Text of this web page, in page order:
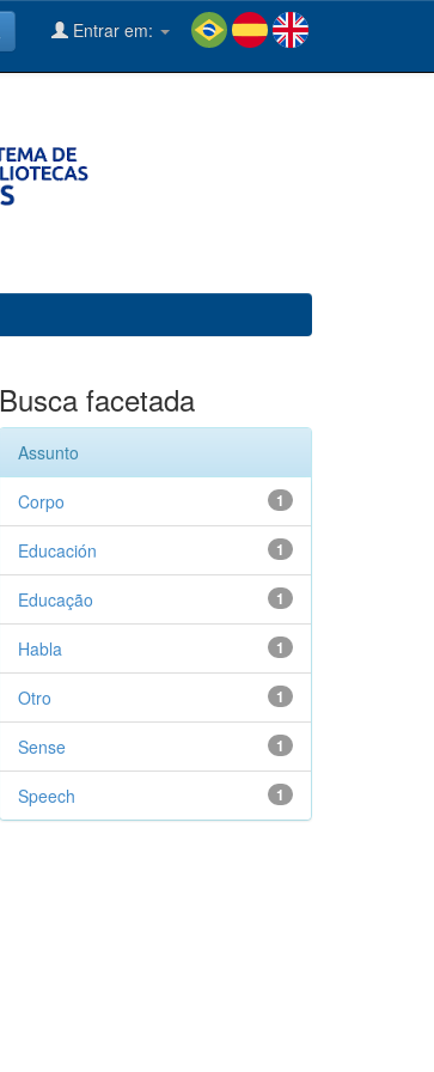
Entrar em:
Busca facetada
Assunto
1
Corpo
1
Educación
1
Educação
1
Habla
1
Otro
1
Sense
1
Speech